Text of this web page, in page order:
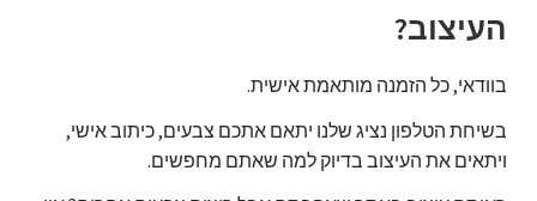
העיצוב?
בוודאי, כל הזמנה מותאמת אישית.
בשיחת הטלפון נציג שלנו יתאם אתכם צבעים, כיתוב אישי,
ויתאים את העיצוב בדיוק למה שאתם מחפשים.